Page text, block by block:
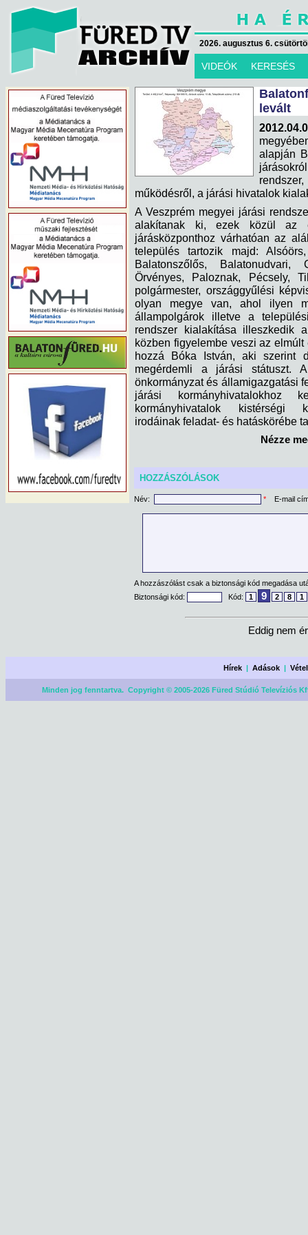
2026. augusztus 6.
VIDEÓK KERESÉS
levált
alapján
működésről, a járási hivatalok
A Veszprém megyei járási
alakítanak ki, ezek közül az
járásközponthoz várhatóan az
település tartozik majd:
Balatonszőlős,
Örvényes, Paloznak, Pécsely,
polgármester, országgyűlési
olyan megye van, ahol ilyen
állampolgárok illetve a
rendszer kialakítása illeszkedik
közben figyelembe veszi az
hozzá Bóka István, aki szerint
megérdemli a járási státuszt.
önkormányzat és államigazgatási
járási
kormányhivatalok kistérségi
irodáinak feladat- és hatáskörébe
Nézze
HOZZÁSZÓLÁSOK
Név: * E-mail
A hozzászólást csak a biztonsági kód megadása
Biztonsági kód:
Kód: 1 9 2 8 1
Eddig nem
Hírek |Adások |
Minden jog fenntartva. Copyright © 2005-2026 Füred Stúdió Televíziós